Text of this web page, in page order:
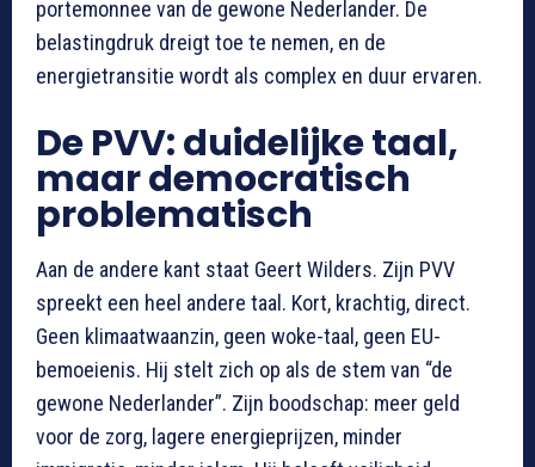
portemonnee van de gewone Nederlander. De
belastingdruk dreigt toe te nemen, en de
energietransitie wordt als complex en duur ervaren.
De PVV: duidelijke taal,
maar democratisch
problematisch
Aan de andere kant staat Geert Wilders. Zijn PVV
spreekt een heel andere taal. Kort, krachtig, direct.
Geen klimaatwaanzin, geen woke-taal, geen EU-
bemoeienis. Hij stelt zich op als de stem van “de
gewone Nederlander”. Zijn boodschap: meer geld
voor de zorg, lagere energieprijzen, minder